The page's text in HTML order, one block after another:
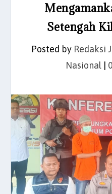
Setengah
Posted by Redaksi
Nasional| 0